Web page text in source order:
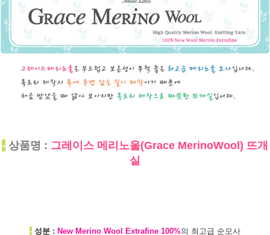
- 상품명 : 그레이스 메리노울(Grace MerinoWool) 뜨개
실
- 성분 : New Merino Wool Extrafine 100%의 최고급 순모사